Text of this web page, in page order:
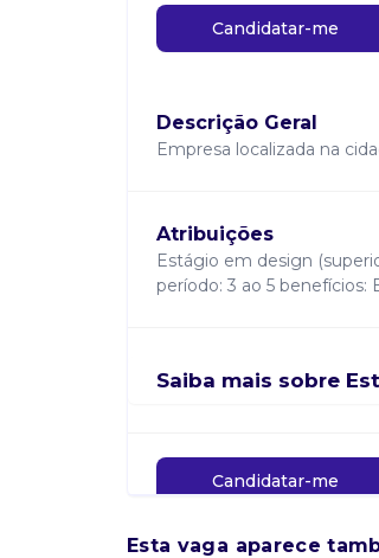
Candidatar-me
Descrição Geral
Empresa localizada na
Atribuições
Estágio em design
período: 3 ao 5 benefícios:
Saiba mais sobre
Candidatar-me
Esta vaga aparece